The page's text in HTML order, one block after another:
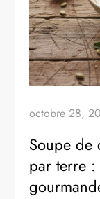
octobre 28,
Soupe de
par terre :